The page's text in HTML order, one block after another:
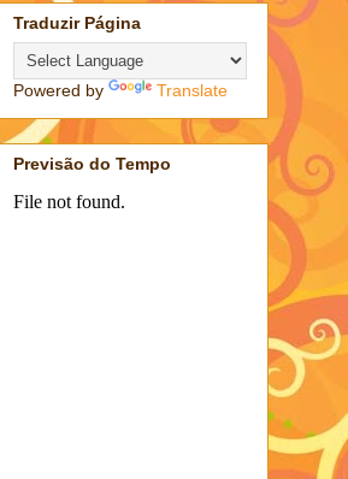
Traduzir Página
Powered by Translate
Previsão do Tempo